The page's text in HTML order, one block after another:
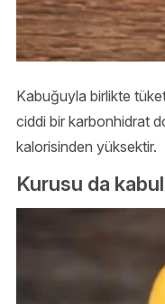
Kabuğuyla birlikte
ciddi bir karbonhidrat
kalorisinden yüksektir.
Kurusu da